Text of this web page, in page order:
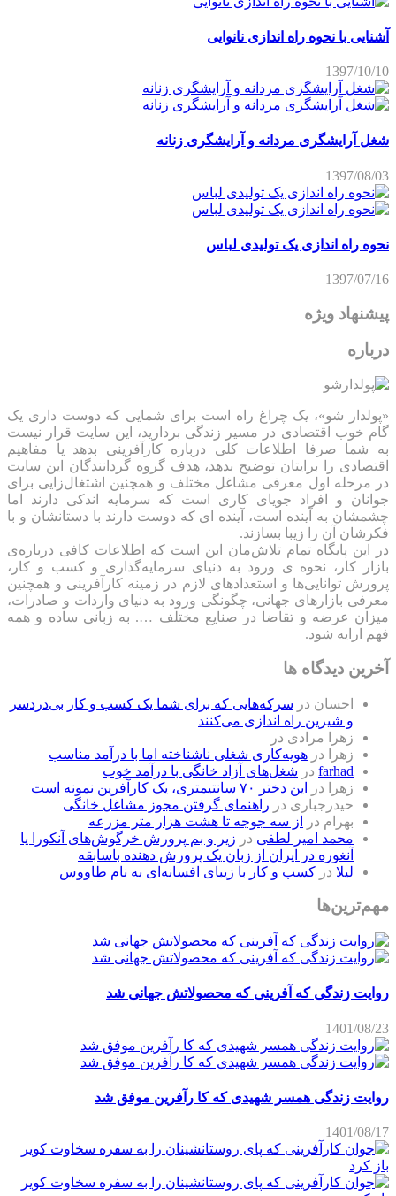
آشنایی با نحوه راه اندازی نانوایی
1397/10/10
شغل آرایشگری مردانه و آرایشگری زنانه
1397/08/03
نحوه راه اندازی یک تولیدی لباس
1397/07/16
پیشنهاد ویژه
درباره
«پولدار شو»، یک چراغ راه است برای شمایی که دوست داری یک
گام خوب اقتصادی در مسیر زندگی بردارید، این سایت قرار نیست
به شما صرفا اطلاعات کلی درباره کارآفرینی بدهد یا مفاهیم
اقتصادی را برایتان توضیح بدهد، هدف گروه گردانندگان این سایت
در مرحله اول معرفی مشاغل مختلف و همچنین اشتغال‌زایی برای
جوانان و افراد جویای کاری است که سرمایه اندکی دارند اما
چشمشان به آینده است، آینده ای که دوست دارند با دستانشان و با
فکرشان آن را زیبا بسازند.
در این پایگاه تمام تلاش‌مان این است که ‌اطلاعات کافی درباره‌ی
بازار کار، نحوه ی ورود به دنیای سرمایه‌گذاری و کسب و کار،
پرورش توانایی‌ها و استعدادهای لازم در زمینه کارآفرینی و همچنین
معرفی بازارهای جهانی، چگونگی ورود به دنیای واردات و صادرات،
میزان عرضه و تقاضا در صنایع مختلف …. به زبانی ساده و همه
فهم ارایه شود.
آخرین دیدگاه ها
احسان در سرکه‌هایی که برای شما یک کسب و کار بی‌دردسر
و شیرین راه اندازی می‌کنند
زهرا مرادی در
زهرا
در هویه‌کاری شغلی ناشناخته اما با درآمد مناسب
farhad در شغل‌های آزاد خانگی با درآمد خوب
زهرا
در
این دختر ۷۰ سانتیمتری، یک کارآفرین نمونه است
حیدرجباری در راهنمای گرفتن مجوز مشاغل خانگی
بهرام در
از سه جوجه تا هشت هزار متر مزرعه
محمد امیر لطفی در زیر و بم پرورش خرگوش‌های آنکورا یا
آنغوره در ایران از زبان یک پرورش دهنده باسابقه
لیلا در کسب و کار با زیبای افسانه‌ای به نام طاووس
مهم‌ترین‌ها
روایت زندگی که آفرینی که محصولاتش جهانی شد
1401/08/23
روایت زندگی همسر شهیدی که کا رآفرین موفق شد
1401/08/17